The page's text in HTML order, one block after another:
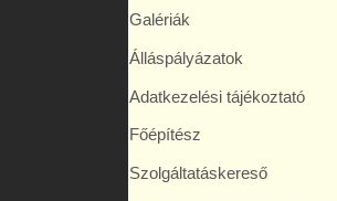
Galériák
Álláspályázatok
Adatkezelési tájékoztató
Főépítész
Szolgáltatáskereső